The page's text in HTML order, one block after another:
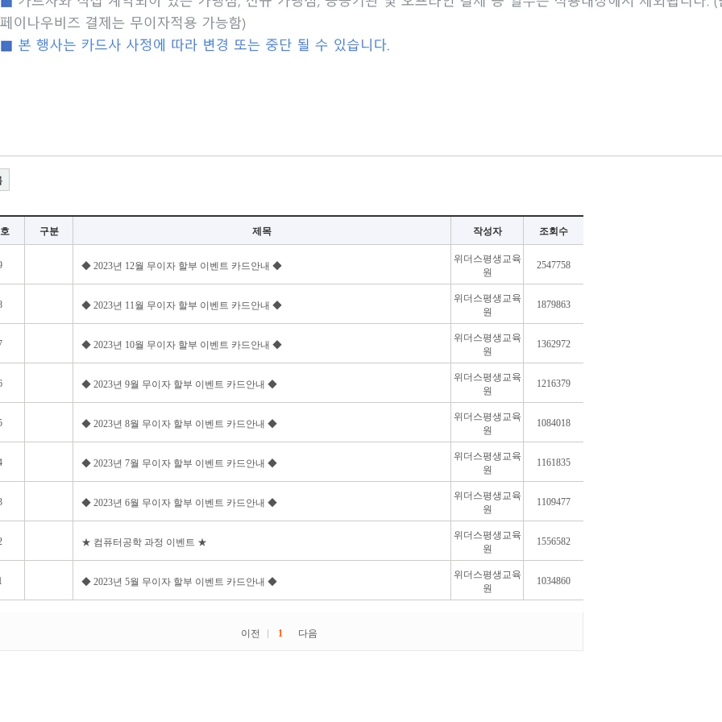
구분 제목 작성자 조회수
◆ 2023년 12월 무이자 할부 이벤트 카드안내 ◆
위더스평생교육
원
2547758
◆ 2023년 11월 무이자 할부 이벤트 카드안내 ◆
위더스평생교육
원
1879863
◆ 2023년 10월 무이자 할부 이벤트 카드안내 ◆
위더스평생교육
원
1362972
◆ 2023년 9월 무이자 할부 이벤트 카드안내 ◆
위더스평생교육
원
1216379
◆ 2023년 8월 무이자 할부 이벤트 카드안내 ◆
위더스평생교육
원
1084018
◆ 2023년 7월 무이자 할부 이벤트 카드안내 ◆
위더스평생교육
원
1161835
◆ 2023년 6월 무이자 할부 이벤트 카드안내 ◆
위더스평생교육
원
1109477
★ 컴퓨터공학 과정 이벤트 ★
위더스평생교육
원
1556582
◆ 2023년 5월 무이자 할부 이벤트 카드안내 ◆
위더스평생교육
원
1034860
이전 1 다음